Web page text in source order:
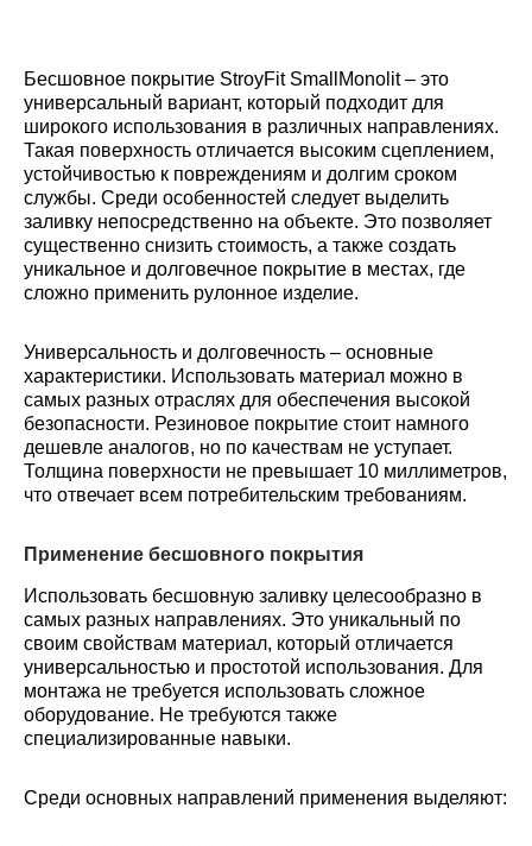
Бесшовное покрытие StroyFit SmallMonolit – это
универсальный вариант, который подходит для
широкого использования в различных направлениях.
Такая поверхность отличается высоким сцеплением,
устойчивостью к повреждениям и долгим сроком
службы. Среди особенностей следует выделить
заливку непосредственно на объекте. Это позволяет
существенно снизить стоимость, а также создать
уникальное и долговечное покрытие в местах, где
сложно применить рулонное изделие.
Универсальность и долговечность – основные
характеристики. Использовать материал можно в
самых разных отраслях для обеспечения высокой
безопасности. Резиновое покрытие стоит намного
дешевле аналогов, но по качествам не уступает.
Толщина поверхности не превышает 10 миллиметров,
что отвечает всем потребительским требованиям.
Применение бесшовного покрытия
Использовать бесшовную заливку целесообразно в
самых разных направлениях. Это уникальный по
своим свойствам материал, который отличается
универсальностью и простотой использования. Для
монтажа не требуется использовать сложное
оборудование. Не требуются также
специализированные навыки.
Среди основных направлений применения выделяют: